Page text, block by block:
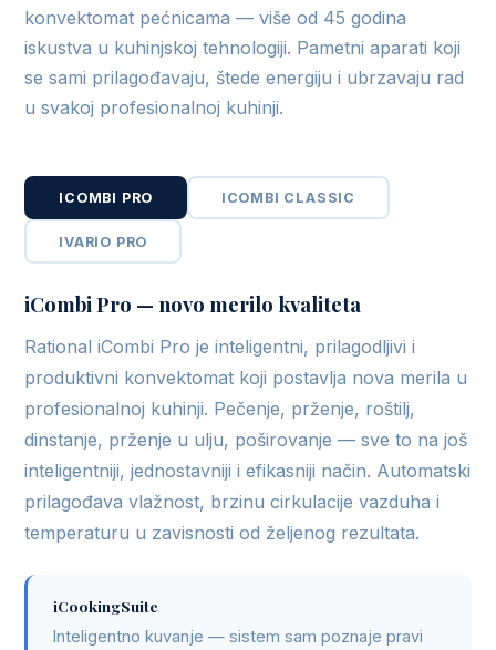
konvektomat pećnicama — više od 45 godina
iskustva u kuhinjskoj tehnologiji. Pametni aparati koji
se sami prilagođavaju, štede energiju i ubrzavaju rad
u svakoj profesionalnoj kuhinji.
ICOMBI PRO ICOMBI CLASSIC
IVARIO PRO
iCombi Pro — novo merilo kvaliteta
Rational iCombi Pro je inteligentni, prilagodljivi i
produktivni konvektomat koji postavlja nova merila u
profesionalnoj kuhinji. Pečenje, prženje, roštilj,
dinstanje, prženje u ulju, poširovanje — sve to na još
inteligentniji, jednostavniji i efikasniji način. Automatski
prilagođava vlažnost, brzinu cirkulacije vazduha i
temperaturu u zavisnosti od željenog rezultata.
iCookingSuite
Inteligentno kuvanje — sistem sam poznaje pravi